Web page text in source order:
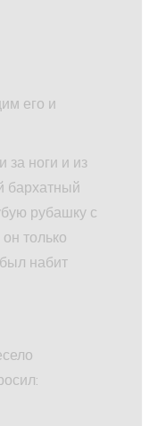
его и
за ноги и из
бархатный
рубашку с
только
набит